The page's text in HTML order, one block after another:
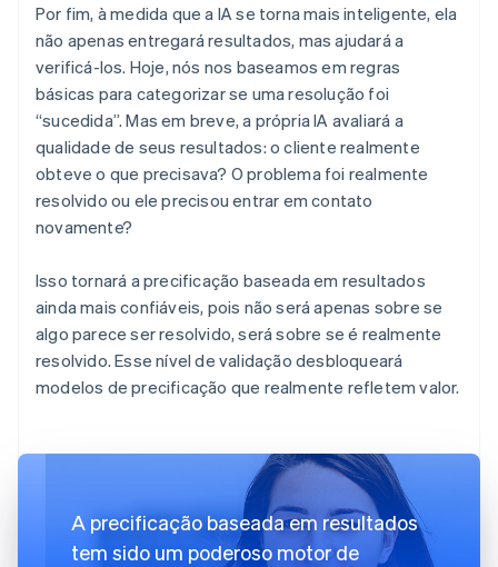
Por fim, à medida que a IA se torna mais inteligente, ela
não apenas entregará resultados, mas ajudará a
verificá-los. Hoje, nós nos baseamos em regras
básicas para categorizar se uma resolução foi
“sucedida”. Mas em breve, a própria IA avaliará a
qualidade de seus resultados: o cliente realmente
obteve o que precisava? O problema foi realmente
resolvido ou ele precisou entrar em contato
novamente?
Isso tornará a precificação baseada em resultados
ainda mais confiáveis, pois não será apenas sobre se
algo parece ser resolvido, será sobre se é realmente
resolvido. Esse nível de validação desbloqueará
modelos de precificação que realmente refletem valor.
A precificação baseada em resultados
tem sido um poderoso motor de